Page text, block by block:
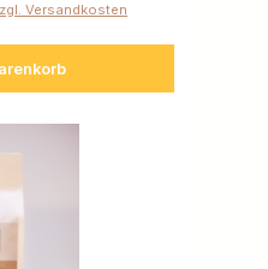
Versandkosten